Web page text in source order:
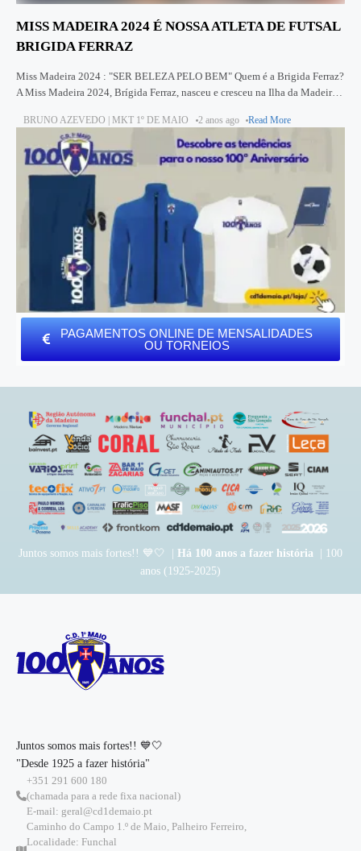
MISS MADEIRA 2024 É NOSSA ATLETA DE FUTSAL
BRIGIDA FERRAZ
Miss Madeira 2024 : "SER BELEZA PELO BEM" Quem é a Brigida Ferraz?
A Miss Madeira 2024, Brígida Ferraz, nasceu e cresceu na Ilha da Madeira,
BRUNO AZEVEDO | MKT 1º DE MAIO 2 anos ago Read More
PAGAMENTOS ONLINE DE MENSALIDADES
OU TORNEIOS
Juntos somos mais fortes!! 💙🤍 | Há 100 anos a fazer história | 100
anos (1925-2025)
Juntos somos mais fortes!! 💙🤍
"Desde 1925 a fazer história"
+351 291 600 180
(chamada para a rede fixa nacional)
E-mail: geral@cd1demaio.pt
Caminho do Campo 1.º de Maio, Palheiro Ferreiro,
Localidade: Funchal